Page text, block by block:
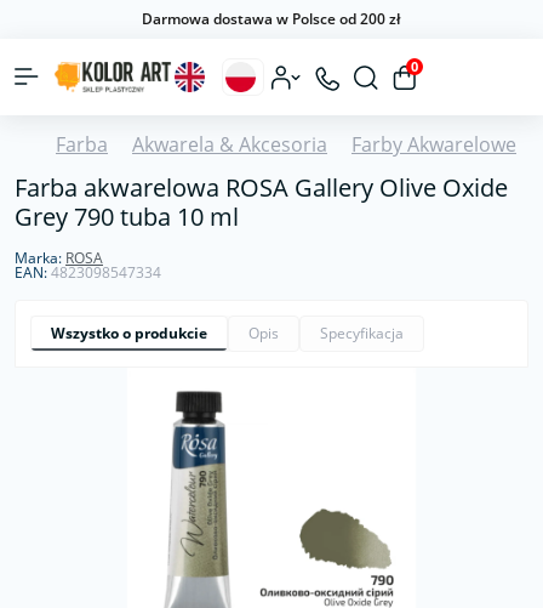
Darmowa dostawa w Polsce od 200 zł
0
Farba Akwarela & Akcesoria Farby Akwarelowe
Farba akwarelowa ROSA Gallery Olive Oxide
Grey 790 tuba 10 ml
Marka: ROSA
EAN:4823098547334
Wszystko o produkcie Opis Specyfikacja